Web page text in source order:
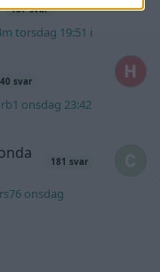
137 svar
torsdag 19:51 i
40 svar
onsdag 23:42
181 svar
onsdag